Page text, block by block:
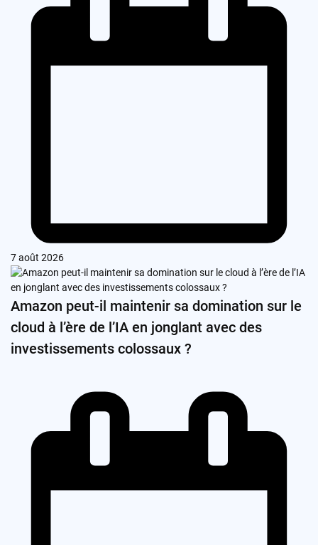
7 août 2026
Amazon peut-il maintenir sa domination sur le
cloud à l’ère de l’IA en jonglant avec des
investissements colossaux ?